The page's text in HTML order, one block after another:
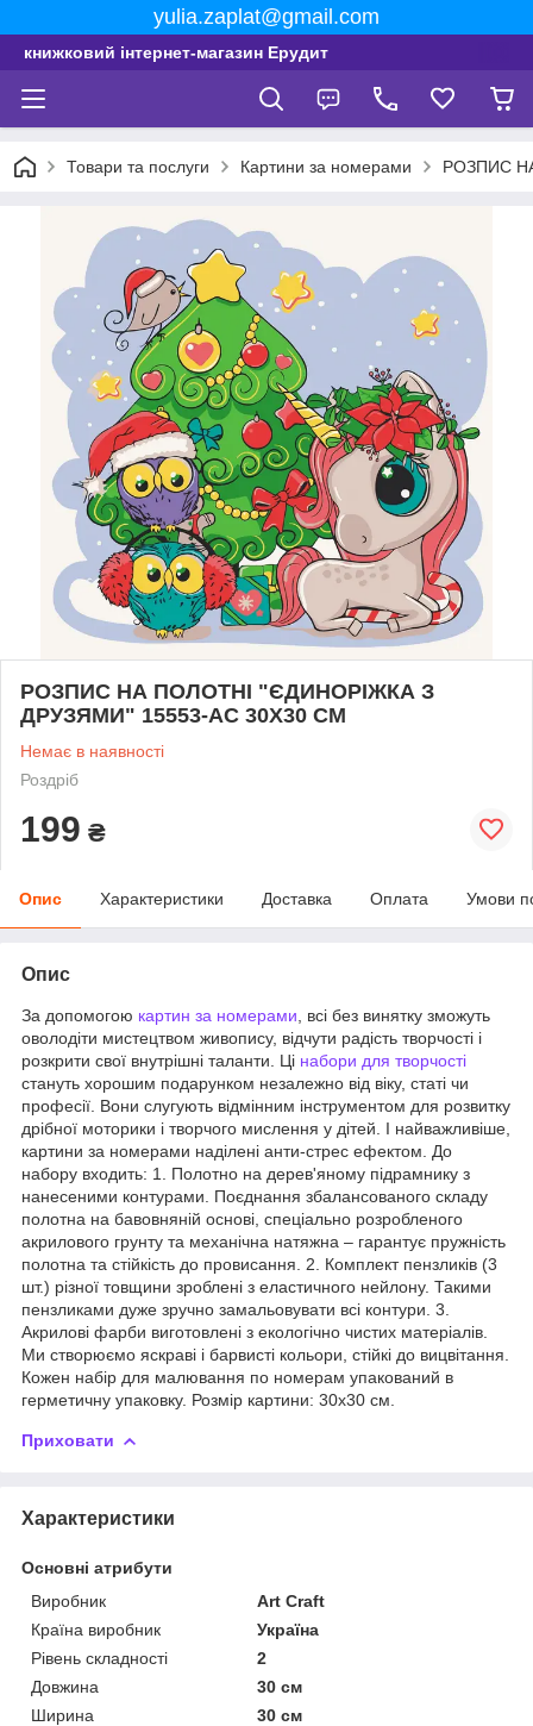
yulia.zaplat@gmail.com
книжковий інтернет-магазин Ерудит
Товари та послуги Картини за номерами РОЗПИС
РОЗПИС НА ПОЛОТНІ "ЄДИНОРІЖКА З
ДРУЗЯМИ" 15553-AC 30Х30 СМ
Немає в наявності
Роздріб
199 ₴
Опис Характеристики Доставка Оплата Умови
Опис
За допомогою картин за номерами , всі без винятку зможуть
оволодіти мистецтвом живопису, відчути радість творчості і
розкрити свої внутрішні таланти. Ці набори для творчості
стануть хорошим подарунком незалежно від віку, статі чи
професії. Вони слугують відмінним інструментом для розвитку
дрібної моторики і творчого мислення у дітей. І найважливіше,
картини за номерами наділені анти-стрес ефектом. До
набору входить: 1. Полотно на дерев'яному підрамнику з
нанесеними контурами. Поєднання збалансованого складу
полотна на бавовняній основі, спеціально розробленого
акрилового грунту та механічна натяжна – гарантує пружність
полотна та стійкість до провисання. 2. Комплект пензликів (3
шт.) різної товщини зроблені з еластичного нейлону. Такими
пензликами дуже зручно замальовувати всі контури. 3.
Акрилові фарби виготовлені з екологічно чистих матеріалів.
Ми створюємо яскраві і барвисті кольори, стійкі до вицвітання.
Кожен набір для малювання по номерам упакований в
герметичну упаковку. Розмір картини: 30х30 см.
Приховати
Характеристики
Основні атрибути
Виробник
Art Craft
Країна виробник
Україна
Рівень складності
2
Довжина
30 см
Ширина
30 см